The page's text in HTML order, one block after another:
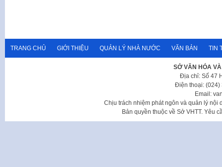
TRANG CHỦ GIỚI THIỆU QUẢN LÝ NHÀ NƯỚC VĂN BẢN TIN
SỞ VĂN HÓA
Địa chỉ: Số 47
Điện thoại: (024)
Email:
Chịu trách nhiệm phát ngôn và quản lý nội
Bản quyền thuộc về Sở VHTT. Yêu